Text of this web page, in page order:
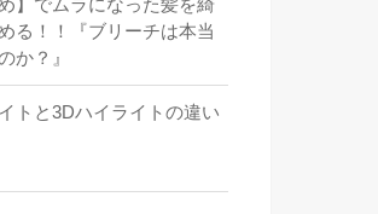
め】でムラになった髪を綺
る！！『ブリーチは本当
か？』
トと3Dハイライトの違い